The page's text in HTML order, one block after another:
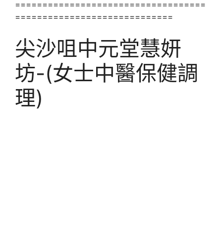
===================================
=============================
尖沙咀中元堂慧妍
坊-(女士中醫保健調
理)